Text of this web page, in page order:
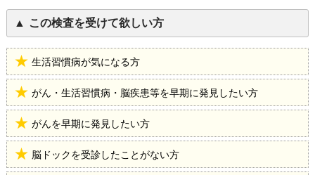
この検査を受けて欲しい方
生活習慣病が気になる方
がん・生活習慣病・脳疾患等を早期に発見したい方
がんを早期に発見したい方
脳ドックを受診したことがない方